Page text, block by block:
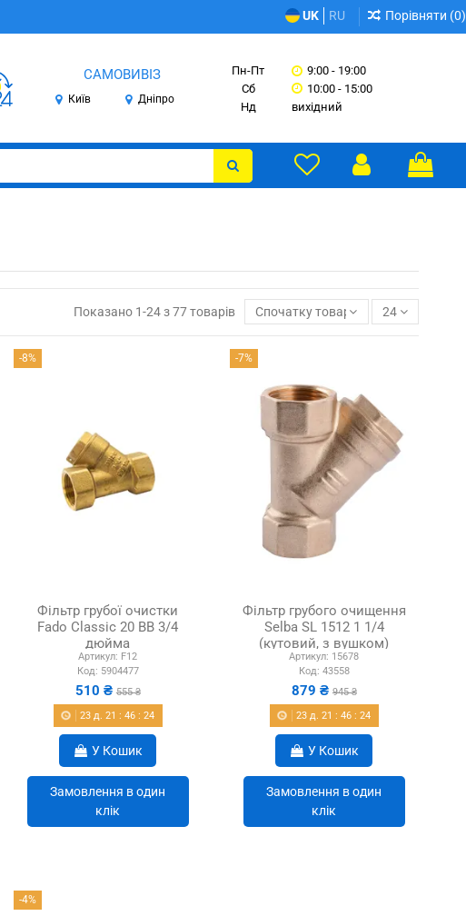
UK RU Порівняти (0)
САМОВИВІЗ
Київ Дніпро
Пн-Пт
Сб
Нд
9:00 - 19:00
10:00 - 15:00
вихідний
Показано 1-24 з 77 товарів Спочатку товари в наявності
24
-8%
Фільтр грубої очистки
Fado Сlassic 20 ВВ 3/4
дюйма
Артикул: F12
Код: 5904477
510 ₴ 555 ₴
23 д. 21 :46 :22
У Кошик
Замовлення в один
клік
-7%
Фільтр грубого очищення
Selba SL 1512 1 1/4
(кутовий, з вушком)
Артикул: 15678
Код: 43558
879 ₴ 945 ₴
23 д. 21 :46 :22
У Кошик
Замовлення в один
клік
-4%